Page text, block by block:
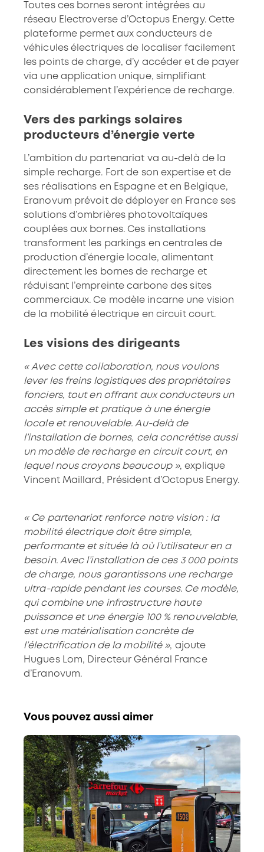
Toutes ces bornes seront intégrées au
réseau Electroversed’Octopus Energy. Cette
plateforme permet aux conducteurs de
véhicules électriques de localiser facilement
les points de charge, d’y accéder et de payer
via une application unique, simplifiant
considérablement l’expérience de recharge.
Vers des parkings solaires
producteurs d’énergie verte
L’ambition du partenariat va au-delà de la
simple recharge. Fort de son expertise et de
ses réalisations en Espagne et en Belgique,
Eranovum prévoit de déployer en France ses
solutions d’ombrières photovoltaïques
couplées aux bornes. Ces installations
transforment les parkings en centrales de
production d’énergie locale, alimentant
directement les bornes de recharge et
réduisant l’empreinte carbone des sites
commerciaux. Ce modèle incarne une vision
de la mobilité électrique en circuit court.
Les visions des dirigeants
« Avec cette collaboration, nous voulons
lever les freins logistiques des propriétaires
fonciers, tout en offrant aux conducteurs un
accès simple et pratique à une énergie
locale et renouvelable. Au-delà de
l’installation de bornes, cela concrétise aussi
un modèle de recharge en circuit court, en
lequel nous croyons beaucoup », explique
Vincent Maillard, Président d’Octopus Energy.
« Ce partenariat renforce notre vision : la
mobilité électrique doit être simple,
performante et située là où l’utilisateur en a
besoin. Avec l’installation de ces 3 000 points
de charge, nous garantissons une recharge
ultra-rapide pendant les courses. Ce modèle,
qui combine une infrastructure haute
puissance et une énergie 100 % renouvelable,
est une matérialisation concrète de
l’électrification de la mobilité », ajoute
Hugues Lom, Directeur Général France
d’Eranovum.
Vous pouvez aussi aimer